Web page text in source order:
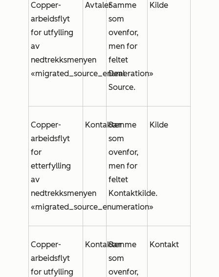
Copper-
arbeidsflyt
for utfylling
av
nedtrekksmenyen
«migrated_source_enumeration»
AvtalerSamme
som
ovenfor,
men for
feltet
Deal
Source.
Kilde
Copper-
arbeidsflyt
for
etterfylling
av
nedtrekksmenyen
«migrated_source_enumeration»
KontakterSamme
som
ovenfor,
men for
feltet
Kontaktkilde.
Kilde
Copper-
arbeidsflyt
for utfylling
KontakterSamme
som
ovenfor,
Kontakt